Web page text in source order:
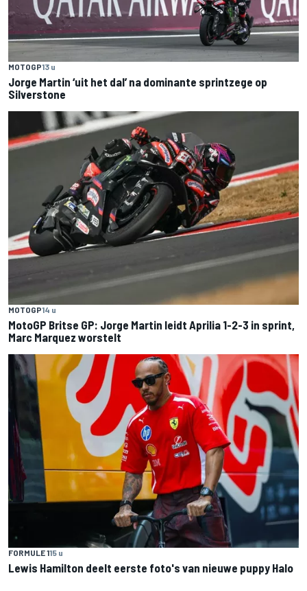
MOTOGP13 u
Jorge Martin ‘uit het dal’ na dominante sprintzege op
Silverstone
MOTOGP14 u
MotoGP Britse GP: Jorge Martin leidt Aprilia 1-2-3 in sprint,
Marc Marquez worstelt
FORMULE 115 u
Lewis Hamilton deelt eerste foto's van nieuwe puppy Halo